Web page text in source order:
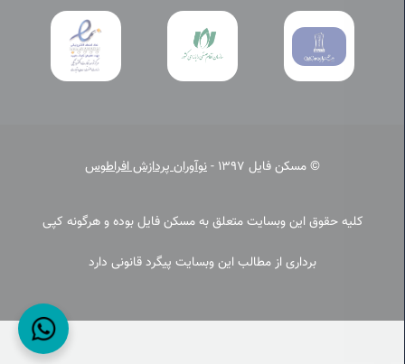
© مسکن فایل 1397 - نوآوران پردازش افراطوس
کلیه حقوق این وبسایت متعلق به مسکن فایل بوده و هرگونه کپی
برداری از مطالب این وبسایت پیگرد قانونی دارد